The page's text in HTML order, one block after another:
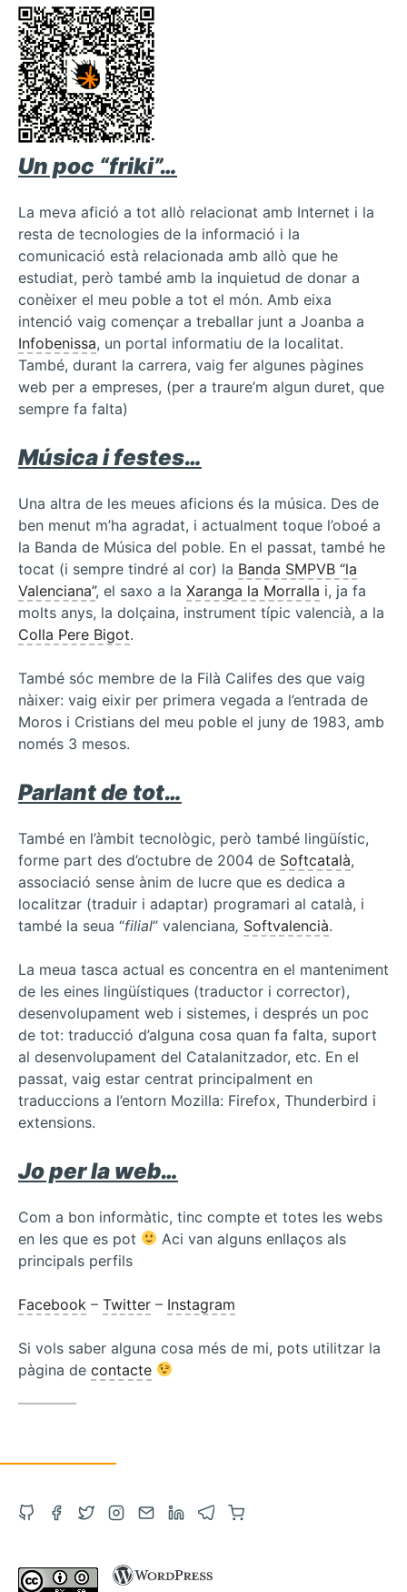
Un poc “friki”…
La meva afició a tot allò relacionat amb Internet i la
resta de tecnologies de la informació i la
comunicació està relacionada amb allò que he
estudiat, però també amb la inquietud de donar a
conèixer el meu poble a tot el món. Amb eixa
intenció vaig començar a treballar junt a Joanba a
Infobenissa, un portal informatiu de la localitat.
També, durant la carrera, vaig fer algunes pàgines
web per a empreses, (per a traure’m algun duret, que
sempre fa falta)
Música i festes…
Una altra de les meues aficions és la música. Des de
ben menut m’ha agradat, i actualment toque l’oboé a
la Banda de Música del poble. En el passat, també he
tocat (i sempre tindré al cor) la Banda SMPVB “la
Valenciana”, el saxo a la Xaranga la Morralla i, ja fa
molts anys, la dolçaina, instrument típic valencià, a la
Colla Pere Bigot.
També sóc membre de la Filà Califes des que vaig
nàixer: vaig eixir per primera vegada a l’entrada de
Moros i Cristians del meu poble el juny de 1983, amb
només 3 mesos.
Parlant de tot…
També en l’àmbit tecnològic, però també lingüístic,
forme part des d’octubre de 2004 de Softcatalà,
associació sense ànim de lucre que es dedica a
localitzar (traduir i adaptar) programari al català, i
també la seua “filial” valenciana, Softvalencià.
La meua tasca actual es concentra en el manteniment
de les eines lingüístiques (traductor i corrector),
desenvolupament web i sistemes, i després un poc
de tot: traducció d’alguna cosa quan fa falta, suport
al desenvolupament del Catalanitzador, etc. En el
passat, vaig estar centrat principalment en
traduccions a l’entorn Mozilla: Firefox, Thunderbird i
extensions.
Jo per la web…
Com a bon informàtic, tinc compte et totes les webs
en les que es pot
Aci van alguns enllaços als
principals perfils
Facebook – Twitter – Instagram
Si vols saber alguna cosa més de mi, pots utilitzar la
pàgina de contacte
Obre
en
Obre
Facebook
en
Obre
Twitter
en
Obre
en
una
Contacta
electrònic
Obre
en
Obre
en
Compra